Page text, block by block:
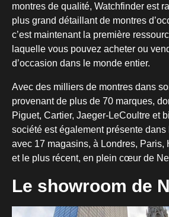
montres de qualité, Watchfinder est
plus grand détaillant de montres
c’est maintenant la première
laquelle vous pouvez acheter ou
d’occasion dans le monde entier.
Avec des milliers de montres dans
provenant de plus de 70 marques,
Piguet, Cartier, Jaeger-LeCoultre et
société est également présente
avec 17 magasins, à Londres, Paris,
et le plus récent, en plein cœur de
Le showroom de